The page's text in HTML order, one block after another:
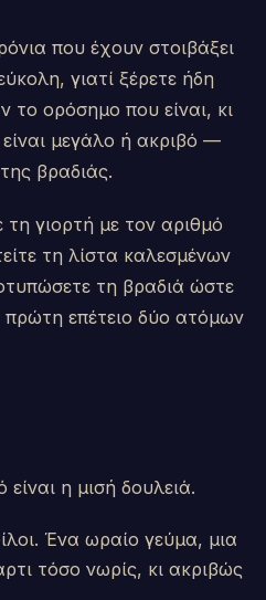
που έχουν στοιβάξει
γιατί ξέρετε ήδη
το ορόσημο που είναι, κι
μεγάλο ή ακριβό —
βραδιάς.
γιορτή με τον αριθμό
τη λίστα καλεσμένων
τη βραδιά ώστε
πρώτη επέτειο δύο ατόμων
η μισή δουλειά.
Ένα ωραίο γεύμα, μια
τόσο νωρίς, κι ακριβώς